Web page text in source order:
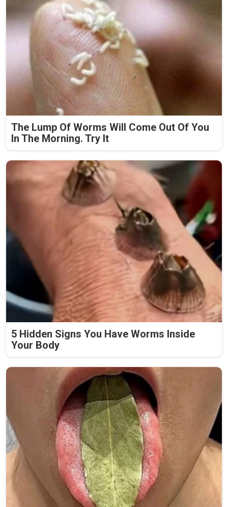
The Lump Of Worms Will Come Out Of You
In The Morning. Try It
5 Hidden Signs You Have Worms Inside
Your Body